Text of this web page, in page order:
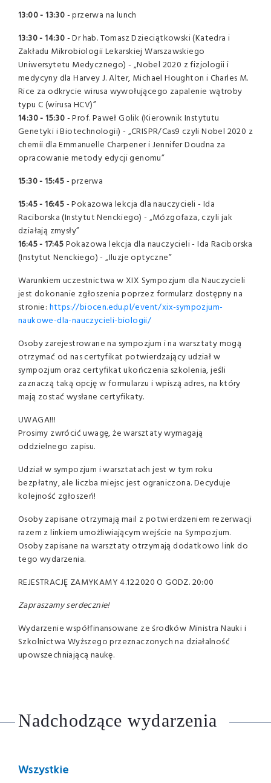
13:00 - 13:30- przerwa na lunch
13:30 - 14:30- Dr hab. Tomasz Dzieciątkowski (Katedra i
Zakładu Mikrobiologii Lekarskiej Warszawskiego
Uniwersytetu Medycznego) - „Nobel 2020 z fizjologii i
medycyny dla Harvey J. Alter, Michael Houghton i Charles M.
Rice za odkrycie wirusa wywołującego zapalenie wątroby
typu C (wirusa HCV)”
14:30 - 15:30- Prof. Paweł Golik (Kierownik Instytutu
Genetyki i Biotechnologii) - „CRISPR/Cas9 czyli Nobel 2020 z
chemii dla Emmanuelle Charpener i Jennifer Doudna za
opracowanie metody edycji genomu”
15:30 - 15:45- przerwa
15:45 - 16:45- Pokazowa lekcja dla nauczycieli - Ida
Raciborska (Instytut Nenckiego) - „Mózgofaza, czyli jak
działają zmysły”
16:45 - 17:45Pokazowa lekcja dla nauczycieli - Ida Raciborska
(Instytut Nenckiego) - „Iluzje optyczne”
Warunkiem uczestnictwa w XIX Sympozjum dla Nauczycieli
jest dokonanie zgłoszenia poprzez formularz dostępny na
stronie: https://biocen.edu.pl/event/xix-sympozjum-
naukowe-dla-nauczycieli-biologii/
Osoby zarejestrowane na sympozjum i na warsztaty mogą
otrzymać od nas certyfikat potwierdzający udział w
sympozjum oraz certyfikat ukończenia szkolenia, jeśli
zaznaczą taką opcję w formularzu i wpiszą adres, na który
mają zostać wysłane certyfikaty.
UWAGA!!!
Prosimy zwrócić uwagę, że warsztaty wymagają
oddzielnego zapisu.
Udział w sympozjum i warsztatach jest w tym roku
bezpłatny, ale liczba miejsc jest ograniczona. Decyduje
kolejność zgłoszeń!
Osoby zapisane otrzymają mail z potwierdzeniem rezerwacji
razem z linkiem umożliwiającym wejście na Sympozjum.
Osoby zapisane na warsztaty otrzymają dodatkowo link do
tego wydarzenia.
REJESTRACJĘ ZAMYKAMY 4.12.2020 O GODZ. 20:00
Zapraszamy serdecznie!
Wydarzenie współfinansowane ze środków Ministra Nauki i
Szkolnictwa Wyższego przeznaczonych na działalność
upowszechniającą naukę.
Nadchodzące wydarzenia
Wszystkie